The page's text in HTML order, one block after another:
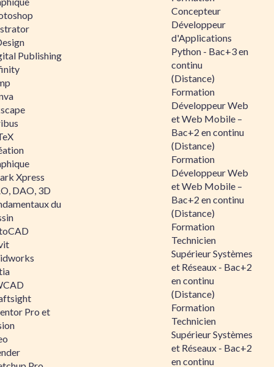
Publishing
Xpress
DAO, 3D
du
Pro et
Concepteur
Développeur
d'Applications
Python - Bac+3 en
continu
(Distance)
Formation
Développeur Web
et Web Mobile –
Bac+2 en continu
(Distance)
Formation
Développeur Web
et Web Mobile –
Bac+2 en continu
(Distance)
Formation
Technicien
Supérieur Systèmes
et Réseaux - Bac+2
en continu
(Distance)
Formation
Technicien
Supérieur Systèmes
et Réseaux - Bac+2
en continu